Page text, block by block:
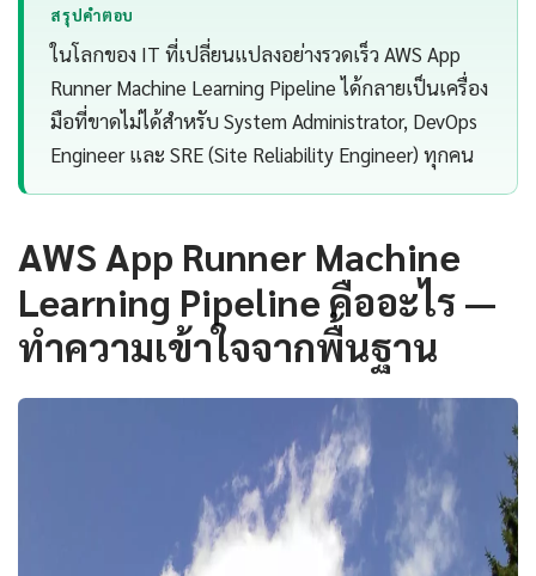
สรุปคำตอบ
ในโลกของ IT ที่เปลี่ยนแปลงอย่างรวดเร็ว AWS App
Runner Machine Learning Pipeline ได้กลายเป็นเครื่อง
มือที่ขาดไม่ได้สำหรับ System Administrator, DevOps
Engineer และ SRE (Site Reliability Engineer) ทุกคน
AWS App Runner Machine
Learning Pipeline คืออะไร —
ทำความเข้าใจจากพื้นฐาน